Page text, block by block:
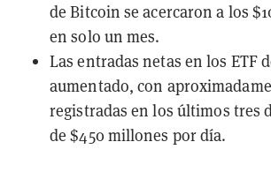
de Bitcoin se acercaron a los
en solo un mes.
Las entradas netas en los ETF
aumentado, con
registradas en los últimos tres
de $450 millones por día.